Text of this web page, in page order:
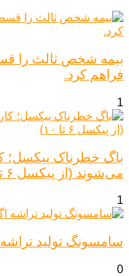
بیمه شخص ثالث را
فراهم کرد.
1
می‌شوند (از پیکسل ۶ تا ۱۰)
1
سامسونگ تولید تراشه اگزینوس
0